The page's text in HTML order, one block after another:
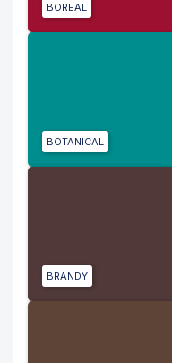
BOREAL
BOTANICAL
BRANDY